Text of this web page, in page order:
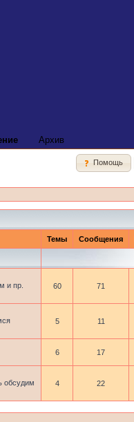
Архив
Помощь
Темы Сообщения
и пр.
60 71
5 11
6 17
обсудим
4 22